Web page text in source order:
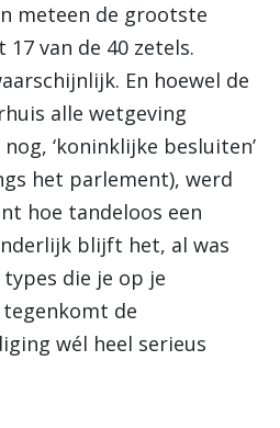
meteen de grootste
van de 40 zetels.
En hoewel de
alle wetgeving
‘koninklijke besluiten’
het parlement), werd
hoe tandeloos een
blijft het, al was
die je op je
de
wél heel serieus